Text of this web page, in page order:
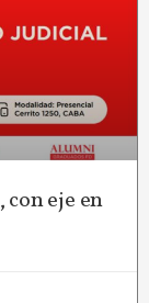
con eje en